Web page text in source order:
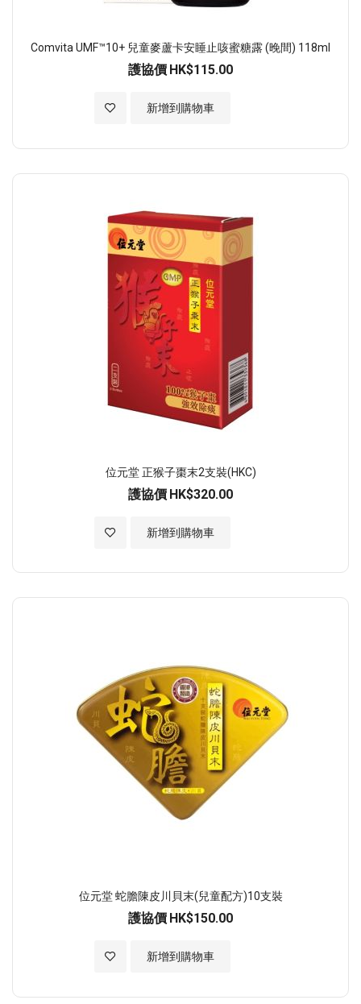
Comvita UMF™10+ 兒童麥蘆卡安睡止咳蜜糖露 (晚間) 118ml
護協價 HK$115.00
新增到購物車
加入至願望清單
位元堂 正猴子棗末2支裝(HKC)
護協價 HK$320.00
新增到購物車
加入至願望清單
位元堂 蛇膽陳皮川貝末(兒童配方)10支裝
護協價 HK$150.00
新增到購物車
加入至願望清單